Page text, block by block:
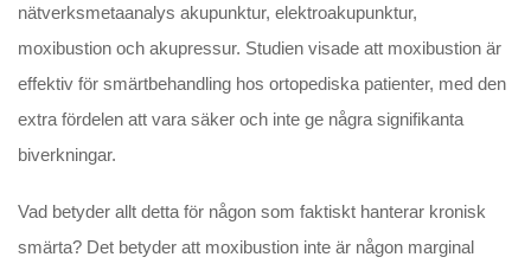
nätverksmetaanalys akupunktur, elektroakupunktur,
moxibustion och akupressur. Studien visade att moxibustion är
effektiv för smärtbehandling hos ortopediska patienter, med den
extra fördelen att vara säker och inte ge några signifikanta
biverkningar.
Vad betyder allt detta för någon som faktiskt hanterar kronisk
smärta? Det betyder att moxibustion inte är någon marginal